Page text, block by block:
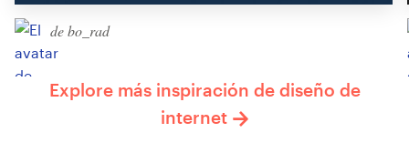
de bo_rad
Explore más inspiración de diseño de
internet